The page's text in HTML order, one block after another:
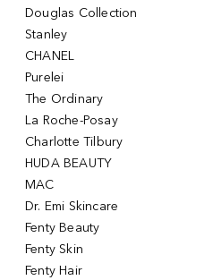
Douglas Collection
Stanley
CHANEL
Purelei
The Ordinary
La Roche-Posay
Charlotte Tilbury
HUDA BEAUTY
MAC
Dr. Emi Skincare
Fenty Beauty
Fenty Skin
Fenty Hair